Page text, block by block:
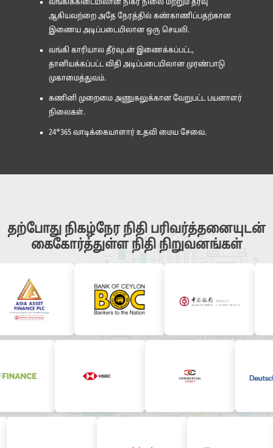
வங்கிக்கிடையிலான நிகர நிலை மற்றும் தீர்வு
ஆகியவற்றை அதே நேரத்தில் கண்காணிப்பதற்கான
இணைய அடிப்படையிலான ஒரு செயலி.
வங்கி காரியால தீர்வுடன் இணைக்கப்பட்ட,
தானியக்கப்பட்ட விதி அடிப்படையிலான முரண்பாடு
முகாமைத்துவம்.
கணினி முறைமை அணுகலுக்கான வேறுபட்ட பயனாளர்
நிலைகள்.
24*365 வாடிக்கையாளார் உதவி மைய சேவை.
தற்போது நிகழ்நேர நிதி பரிவர்த்தனையுடன்
கைகோர்த்துள்ள நிதி நிறுவனங்கள்